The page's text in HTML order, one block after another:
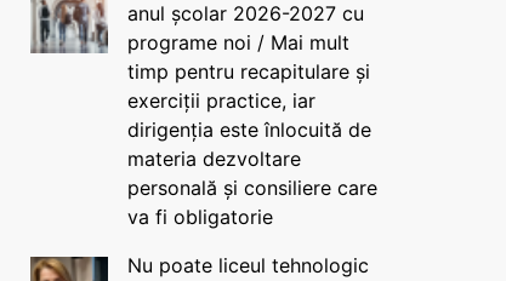
anul școlar 2026-2027 cu
programe noi / Mai mult
timp pentru recapitulare și
exerciții practice, iar
dirigenția este înlocuită de
materia dezvoltare
personală și consiliere care
va fi obligatorie
Nu poate liceul tehnologic